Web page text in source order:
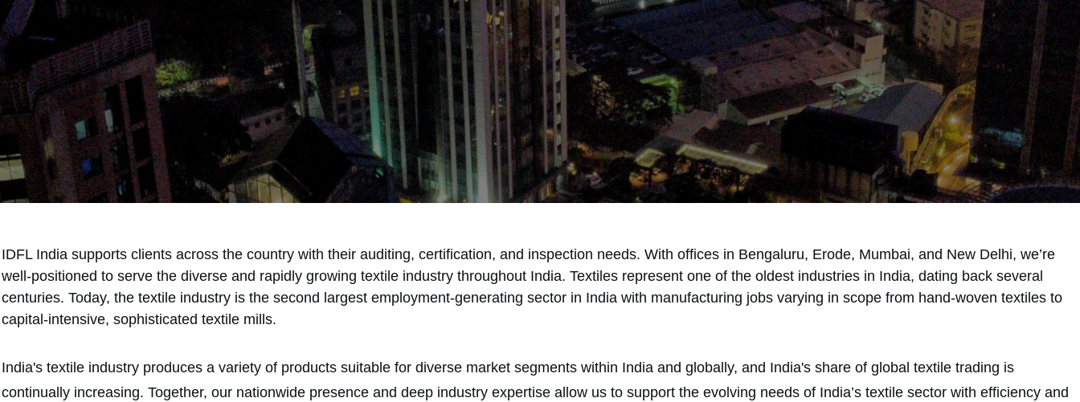
IDFL India supports clients across the country with their auditing, certification, and inspection needs. With offices in Bengaluru, Erode, Mumbai, and New Delhi, we’re
well-positioned to serve the diverse and rapidly growing textile industry throughout India. Textiles represent one of the oldest industries in India, dating back several
centuries. Today, the textile industry is the second largest employment-generating sector in India with manufacturing jobs varying in scope from hand-woven textiles to
capital-intensive, sophisticated textile mills.
India's textile industry produces a variety of products suitable for diverse market segments within India and globally, and India's share of global textile trading is
continually increasing. Together, our nationwide presence and deep industry expertise allow us to support the evolving needs of India’s textile sector with efficiency and